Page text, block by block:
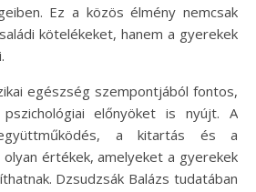
Ez a közös élmény nemcsak
kötelékeket, hanem a gyerekek
egészség szempontjából fontos,
előnyöket is nyújt. A
a kitartás és a
értékek, amelyeket a gyerekek
Dzsudzsák Balázs tudatában